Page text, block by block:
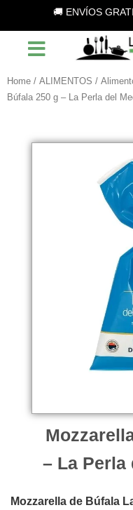
contenuto
🚚 ENVÍOS
Home / ALIMENTOS /
Búfala 250 g – La Perla del
– La Perla
Mozzarella de Búfala